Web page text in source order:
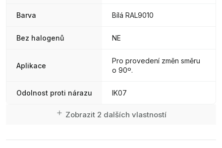
Barva Bílá RAL9010
Bez halogenů NE
Aplikace
Pro provedení změn směru
o 90º.
Odolnost proti nárazu IK07
Zobrazit 2 dalších vlastností